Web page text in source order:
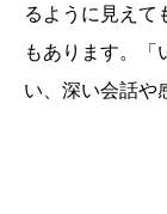
るように見えて
もあります。「
い、深い会話や